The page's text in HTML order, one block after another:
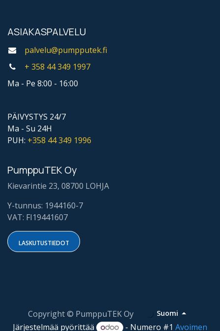
ASIAKASPALVELU
palvelu@pumpputek.fi
+ 358 44 349 1997
Ma - Pe 8:00 - 16:00
PÄIVYSTYS 24/7
Ma - Su 24H
PUH: +358 44349 1996
PumppuTEK Oy
Kievarintie 23, 08700 LOHJA
Y-tunnus: 1944160-7
VAT: FI19441607
LASKUTUSTIE​​DOT​​
Copyright © PumppuTEK Oy Suomi
Järjestelmää pyörittää - Numero #1 Avoimen